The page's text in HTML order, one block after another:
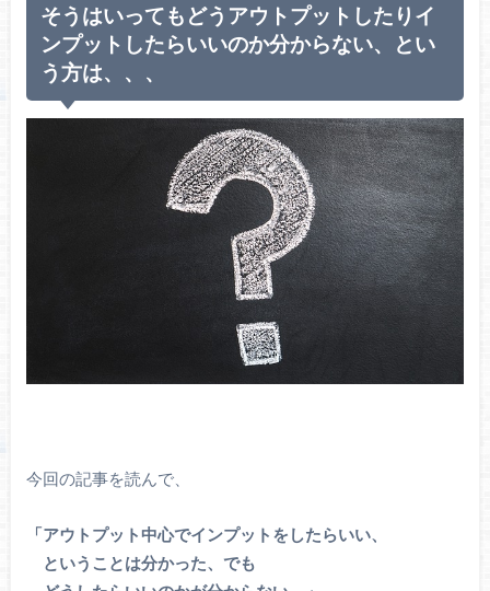
そうはいってもどうアウトプットしたりイ
ンプットしたらいいのか分からない、とい
う方は、、、
今回の記事を読んで、
「アウトプット中心でインプットをしたらいい、
ということは分かった、でも